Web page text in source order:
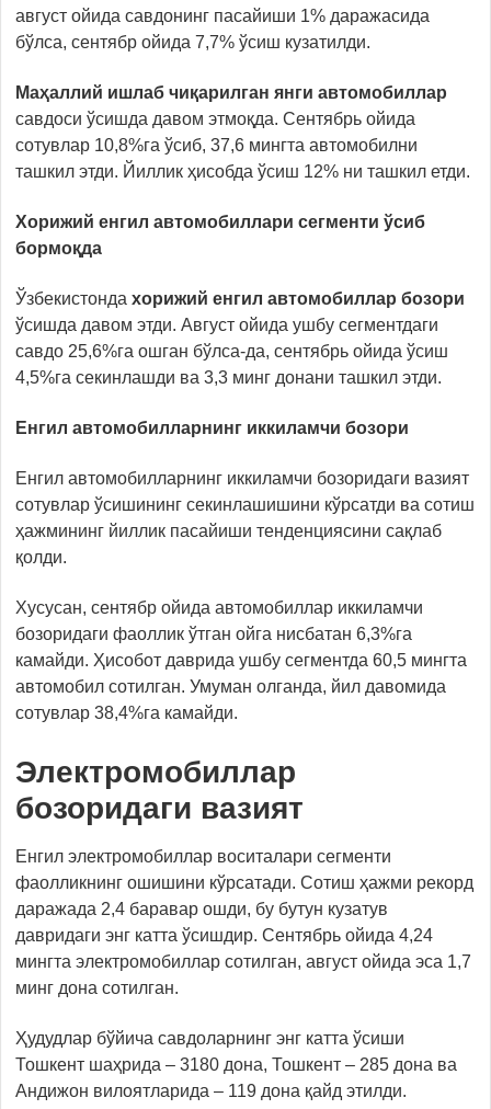
август ойида савдонинг пасайиши 1% даражасида
бўлса, сентябр ойида 7,7% ўсиш кузатилди.
Маҳаллий ишлаб чиқарилган янги автомобиллар
савдоси ўсишда давом этмоқда. Сентябрь ойида
сотувлар 10,8%га ўсиб, 37,6 мингта автомобилни
ташкил этди. Йиллик ҳисобда ўсиш 12% ни ташкил етди.
Хорижий енгил автомобиллари сегменти ўсиб
бормоқда
Ўзбекистонда хорижий енгил автомобиллар бозори
ўсишда давом этди. Август ойида ушбу сегментдаги
савдо 25,6%га ошган бўлса-да, сентябрь ойида ўсиш
4,5%га секинлашди ва 3,3 минг донани ташкил этди.
Енгил автомобилларнинг иккиламчи бозори
Енгил автомобилларнинг иккиламчи бозоридаги вазият
сотувлар ўсишининг секинлашишини кўрсатди ва сотиш
ҳажмининг йиллик пасайиши тенденциясини сақлаб
қолди.
Хусусан, сентябр ойида автомобиллар иккиламчи
бозоридаги фаоллик ўтган ойга нисбатан 6,3%га
камайди. Ҳисобот даврида ушбу сегментда 60,5 мингта
автомобил сотилган. Умуман олганда, йил давомида
сотувлар 38,4%га камайди.
Электромобиллар
бозоридаги вазият
Енгил электромобиллар воситалари сегменти
фаолликнинг ошишини кўрсатади. Сотиш ҳажми рекорд
даражада 2,4 баравар ошди, бу бутун кузатув
давридаги энг катта ўсишдир. Сентябрь ойида 4,24
мингта электромобиллар сотилган, август ойида эса 1,7
минг дона сотилган.
Ҳудудлар бўйича савдоларнинг энг катта ўсиши
Тошкент шаҳрида – 3180 дона, Тошкент – 285 дона ва
Андижон вилоятларида – 119 дона қайд этилди.